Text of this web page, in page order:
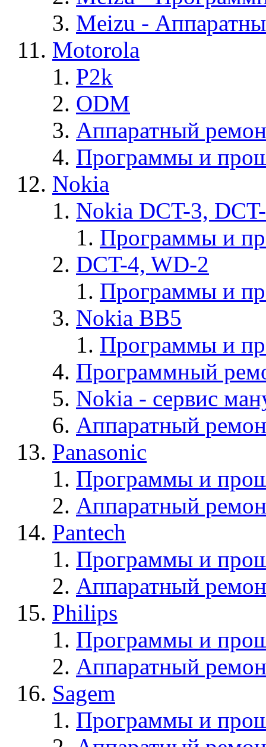
Meizu -
Motorola
P2k
ODM
Аппаратный
Программы и
Nokia
Nokia DCT-3,
Программы и
DCT-4, WD-2
Программы и
Nokia BB5
Программы и
Программный
Nokia - cервис
Аппаратный
Panasonic
Программы и
Аппаратный
Pantech
Программы и
Аппаратный
Philips
Программы и
Аппаратный
Sagem
Программы и